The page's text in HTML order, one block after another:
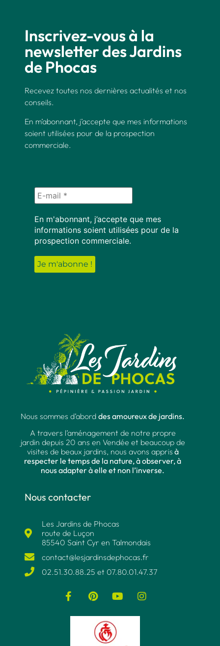
Inscrivez-vous à la
newsletter des Jardins
de Phocas
Recevez toutes nos dernières actualités et nos
conseils.
En m’abonnant, j’accepte que mes informations
soient utilisées pour de la prospection
commerciale.
En m'abonnant, j’accepte que mes
informations soient utilisées pour de la
prospection commerciale.
Nous sommes d’abord des amoureux de jardins.
A travers l’aménagement de notre propre
jardin depuis 20 ans en Vendée et beaucoup de
visites de beaux jardins, nous avons appris à
respecter le temps de la nature, à observer, à
nous adapter à elle et non l’inverse.
Nous contacter
Les Jardins de Phocas
route de Luçon
85540 Saint Cyr en Talmondais
contact@lesjardinsdephocas.fr​
02.51.30.88.25 et 07.80.01.47.37​